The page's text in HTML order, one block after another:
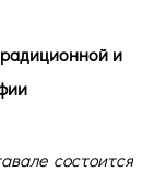
и
состоится